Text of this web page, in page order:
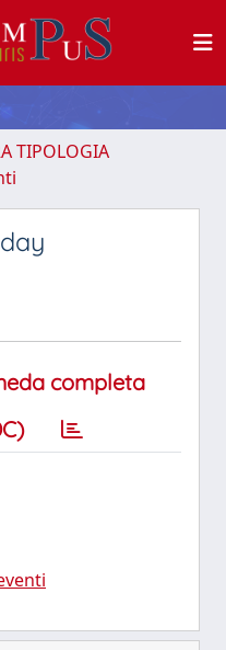
TIPOLOGIA
completa